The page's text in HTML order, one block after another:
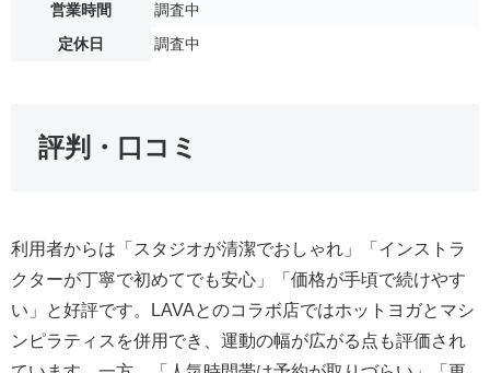
営業時間
調査中
定休日
調査中
評判・口コミ
利用者からは「スタジオが清潔でおしゃれ」「インストラ
クターが丁寧で初めてでも安心」「価格が手頃で続けやす
い」と好評です。LAVAとのコラボ店ではホットヨガとマシ
ンピラティスを併用でき、運動の幅が広がる点も評価され